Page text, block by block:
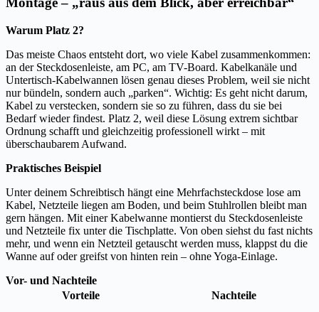
Warum Platz 2?
Das meiste Chaos entsteht dort, wo viele Kabel zusammenkommen:
an der Steckdosenleiste, am PC, am TV-Board. Kabelkanäle und
Untertisch-Kabelwannen lösen genau dieses Problem, weil sie nicht
nur bündeln, sondern auch „parken“. Wichtig: Es geht nicht darum,
Kabel zu verstecken, sondern sie so zu führen, dass du sie bei
Bedarf wieder findest. Platz 2, weil diese Lösung extrem sichtbar
Ordnung schafft und gleichzeitig professionell wirkt – mit
überschaubarem Aufwand.
Praktisches Beispiel
Unter deinem Schreibtisch hängt eine Mehrfachsteckdose lose am
Kabel, Netzteile liegen am Boden, und beim Stuhlrollen bleibt man
gern hängen. Mit einer Kabelwanne montierst du Steckdosenleiste
und Netzteile fix unter die Tischplatte. Von oben siehst du fast nichts
mehr, und wenn ein Netzteil getauscht werden muss, klappst du die
Wanne auf oder greifst von hinten rein – ohne Yoga-Einlage.
Vor- und Nachteile
Vorteile
Nachteile